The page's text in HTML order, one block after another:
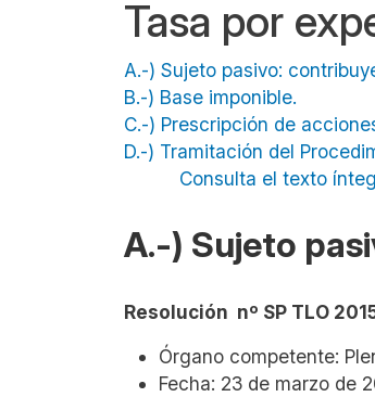
Tasa por
A.-) Sujeto pasivo:
B.-) Base imponible.
C.-) Prescripción de
D.-) Tramitación del
Consulta el texto
A.-) Sujeto
Resolución nº SP TLO
Órgano competente:
Fecha: 23 de marzo de